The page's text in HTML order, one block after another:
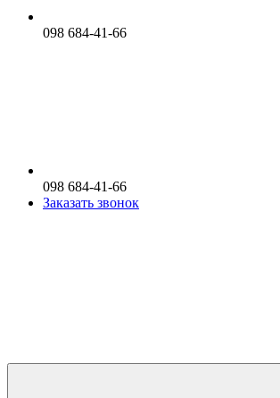
098 684-41-66
098 684-41-66
Заказать звонок